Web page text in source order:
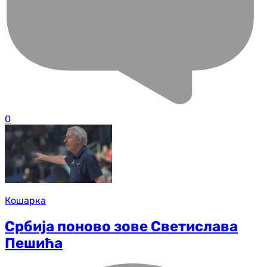
0
Кошарка
Србија поново зове Светислава
Пешића